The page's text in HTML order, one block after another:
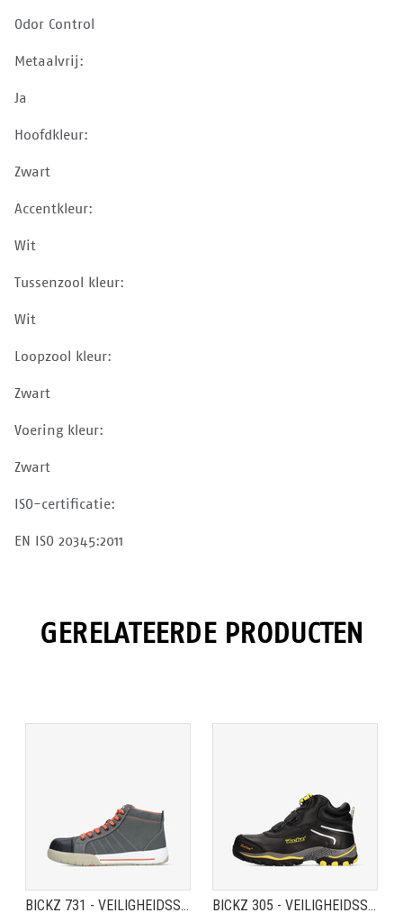
Odor Control
Metaalvrij:
Ja
Hoofdkleur:
Zwart
Accentkleur:
Wit
Tussenzool kleur:
Wit
Loopzool kleur:
Zwart
Voering kleur:
Zwart
ISO-certificatie:
EN ISO 20345:2011
GERELATEERDE PRODUCTEN
BICKZ 731 - VEILIGHEIDSSCHOEN S3 BICKZ 305 - VEILIGHEIDSSCHOEN S3